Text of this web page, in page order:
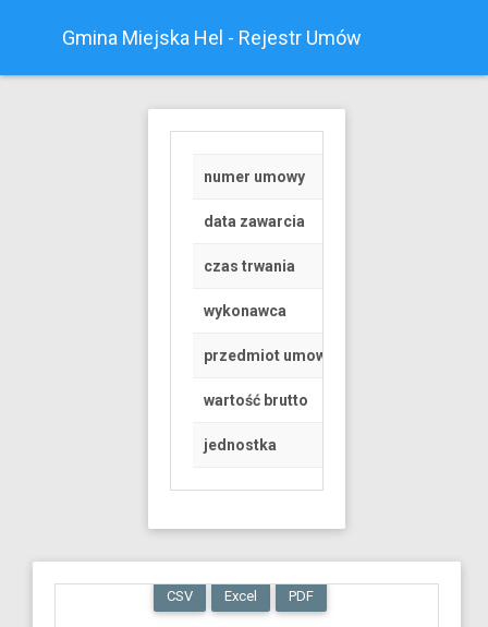
Gmina Miejska Hel - Rejestr Umów
numer umowy
data zawarcia
czas trwania
wykonawca
przedmiot umowy
wartość brutto
jednostka
CSV Excel PDF